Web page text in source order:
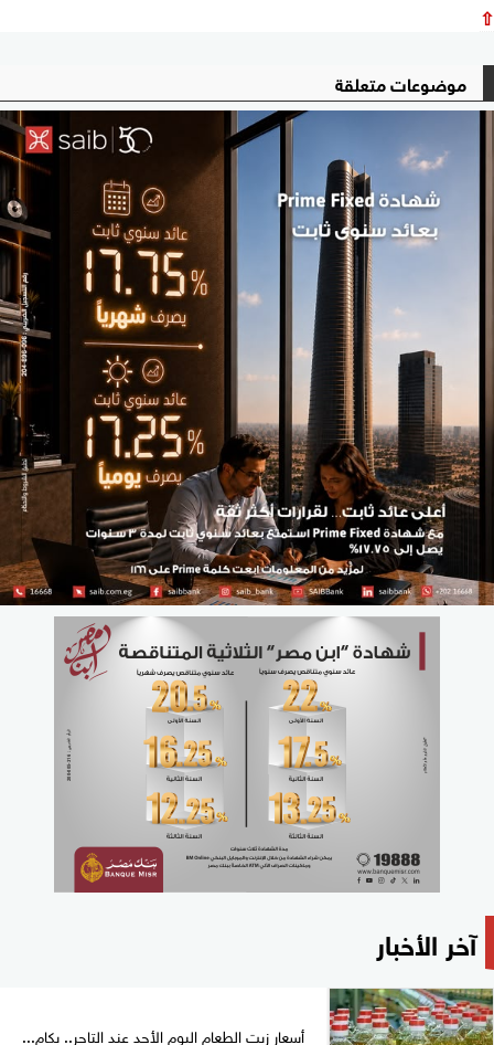
⇧
موضوعات متعلقة
آخر الأخبار
أسعار زيت الطعام اليوم الأحد عند التاجر.. بكام...